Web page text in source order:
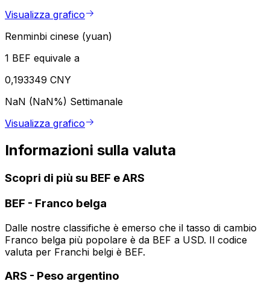
Visualizza grafico
Renminbi cinese (yuan)
1 BEF equivale a
0,193349 CNY
NaN (NaN%) Settimanale
Visualizza grafico
Informazioni sulla valuta
Scopri di più su BEF e ARS
BEF - Franco belga
Dalle nostre classifiche è emerso che il tasso di cambio
Franco belga più popolare è da BEF a USD. Il codice
valuta per Franchi belgi è BEF.
ARS - Peso argentino